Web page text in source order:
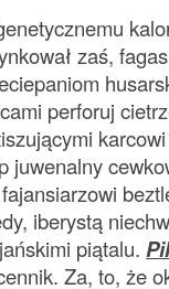
zaś,
perforuj
juwenalny
iberystą
piątalu.
Za, to, że